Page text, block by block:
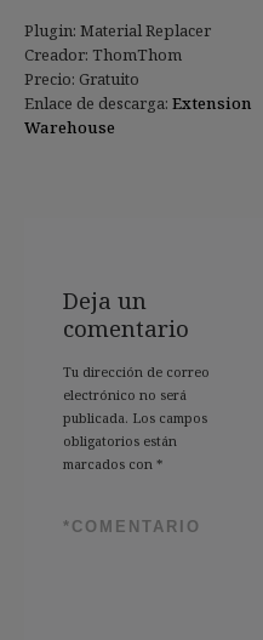
Plugin: Material Replacer
Creador: ThomThom
Precio: Gratuito
Enlace de descarga: Extension
Warehouse
Deja un
comentario
Tu dirección de correo
electrónico no será
publicada. Los campos
obligatorios están
marcados con*
COMENTARIO
*